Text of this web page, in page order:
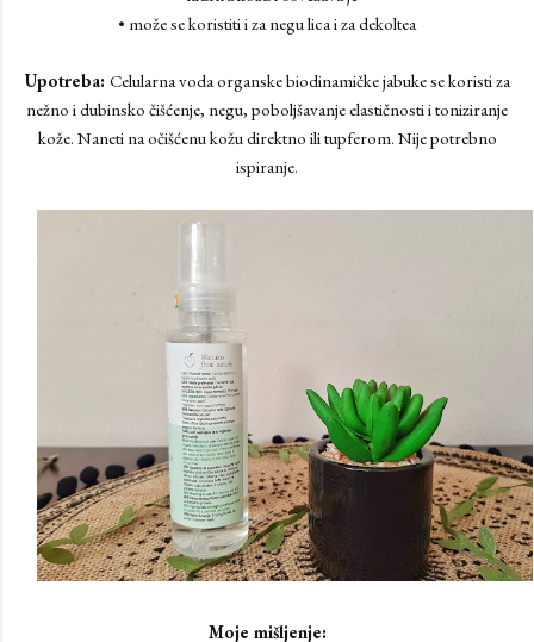
• može se koristiti i za negu lica i za dekoltea
Upotreba: Celularna voda organske biodinamičke jabuke se koristi za
nežno i dubinsko čišćenje, negu, poboljšavanje elastičnosti i toniziranje
kože. Naneti na očišćenu kožu direktno ili tupferom. Nije potrebno
ispiranje.
Moje mišljenje: